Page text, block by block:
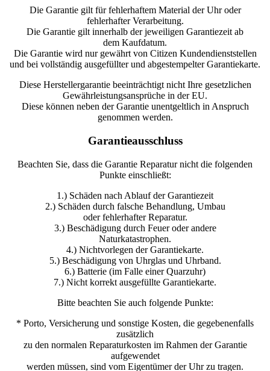
Die Garantie gilt für fehlerhaftem Material der Uhr oder
fehlerhafter Verarbeitung.
Die Garantie gilt innerhalb der jeweiligen Garantiezeit ab
dem Kaufdatum.
Die Garantie wird nur gewährt von Citizen Kundendienststellen
und bei vollständig ausgefüllter und abgestempelter Garantiekarte.
Diese Herstellergarantie beeinträchtigt nicht Ihre gesetzlichen
Gewährleistungsansprüche in der EU.
Diese können neben der Garantie unentgeltlich in Anspruch
genommen werden.
Garantieausschluss
Beachten Sie, dass die Garantie Reparatur nicht die folgenden
Punkte einschließt:
1.) Schäden nach Ablauf der Garantiezeit
2.) Schäden durch falsche Behandlung, Umbau
oder fehlerhafter Reparatur.
3.) Beschädigung durch Feuer oder andere
Naturkatastrophen.
4.) Nichtvorlegen der Garantiekarte.
5.) Beschädigung von Uhrglas und Uhrband.
6.) Batterie (im Falle einer Quarzuhr)
7.) Nicht korrekt ausgefüllte Garantiekarte.
Bitte beachten Sie auch folgende Punkte:
* Porto, Versicherung und sonstige Kosten, die gegebenenfalls
zusätzlich
zu den normalen Reparaturkosten im Rahmen der Garantie
aufgewendet
werden müssen, sind vom Eigentümer der Uhr zu tragen.